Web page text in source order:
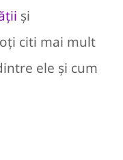
și
citi mai mult
ele și cum